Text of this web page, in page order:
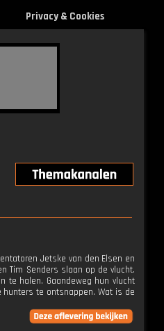
Privacy & Cookies
Jetske van den Elsen en
Tim Senders slaan op de vlucht.
te halen. Gaandeweg hun vlucht
te ontsnappen. Wat is de